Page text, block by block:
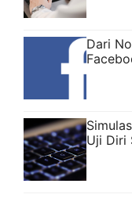
Dari
Uji Diri